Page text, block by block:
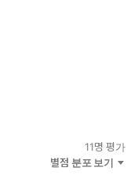
11명 평가
별점 분포 보기